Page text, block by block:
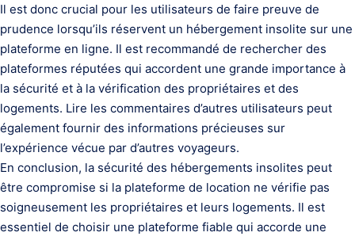
Il est donc crucial pour les utilisateurs de faire preuve de
prudence lorsqu’ils réservent un hébergement insolite sur une
plateforme en ligne. Il est recommandé de rechercher des
plateformes réputées qui accordent une grande importance à
la sécurité et à la vérification des propriétaires et des
logements. Lire les commentaires d’autres utilisateurs peut
également fournir des informations précieuses sur
l’expérience vécue par d’autres voyageurs.
En conclusion, la sécurité des hébergements insolites peut
être compromise si la plateforme de location ne vérifie pas
soigneusement les propriétaires et leurs logements. Il est
essentiel de choisir une plateforme fiable qui accorde une